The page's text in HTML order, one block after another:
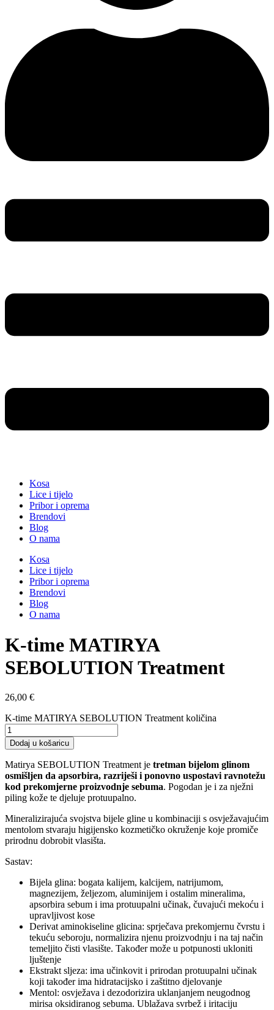
Kosa
Lice i tijelo
Pribor i oprema
Brendovi
Blog
O nama
Kosa
Lice i tijelo
Pribor i oprema
Brendovi
Blog
O nama
K-time MATIRYA
SEBOLUTION Treatment
26,00 €
K-time MATIRYA SEBOLUTION Treatment količina
Dodaj u košaricu
Matirya SEBOLUTION Treatment je tretman bijelom glinom
osmišljen da apsorbira, razriješi i ponovno uspostavi ravnotežu
kod prekomjerne proizvodnje sebuma. Pogodan je i za nježni
piling kože te djeluje protuupalno.
Mineralizirajuća svojstva bijele gline u kombinaciji s osvježavajućim
mentolom stvaraju higijensko kozmetičko okruženje koje promiče
prirodnu dobrobit vlasišta.
Sastav:
Bijela glina: bogata kalijem, kalcijem, natrijumom,
magnezijem, željezom, aluminijem i ostalim mineralima,
apsorbira sebum i ima protuupalni učinak, čuvajući mekoću i
upravljivost kose
Derivat aminokiseline glicina: sprječava prekomjernu čvrstu i
tekuću seboroju, normalizira njenu proizvodnju i na taj način
temeljito čisti vlasište. Također može u potpunosti ukloniti
ljuštenje
Ekstrakt sljeza: ima učinkovit i prirodan protuupalni učinak
koji također ima hidratacijsko i zaštitno djelovanje
Mentol: osvježava i dezodorizira uklanjanjem neugodnog
mirisa oksidiranog sebuma. Ublažava svrbež i iritaciju